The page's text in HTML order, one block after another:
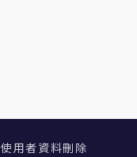
使用者資料刪除